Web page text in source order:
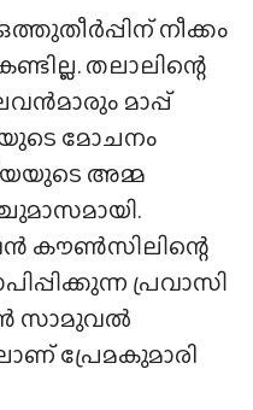
നീക്കം
തലാലിന്റെ
മാപ്പ്
മോചനം
അമ്മ
പ്രവാസി
സാമുവൽ
പ്രേമകുമാരി